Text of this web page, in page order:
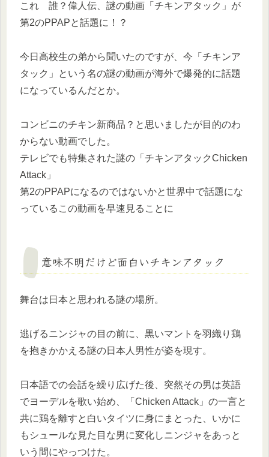
これ 誰？偉人伝、謎の動画「チキンアタック」が
第2のPPAPと話題に！？
今日高校生の弟から聞いたのですが、今「チキンア
タック」という名の謎の動画が海外で爆発的に話題
になっているんだとか。
コンビニのチキン新商品？と思いましたが目的のわ
からない動画でした。
テレビでも特集された謎の「チキンアタックChicken
Attack」
第2のPPAPになるのではないかと世界中で話題にな
っているこの動画を早速見ることに
意味不明だけど面白いチキンアタック
舞台は日本と思われる謎の場所。
逃げるニンジャの目の前に、黒いマントを羽織り鶏
を抱きかかえる謎の日本人男性が姿を現す。
日本語での会話を繰り広げた後、突然その男は英語
でヨーデルを歌い始め、「Chicken Attack」の一言と
共に鶏を離すと白いタイツに身にまとった、いかに
もシュールな見た目な男に変化しニンジャをあっと
いう間にやっつけた。